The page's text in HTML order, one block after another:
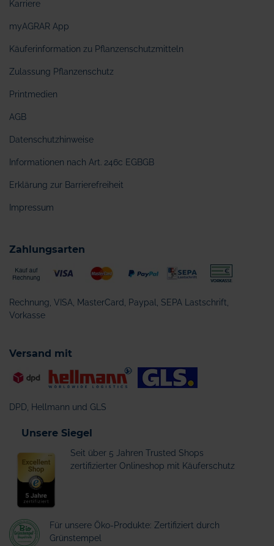
Karriere
myAGRAR App
Käuferinformation zu Pflanzenschutzmitteln
Zulassung Pflanzenschutz
Printmedien
AGB
Datenschutzhinweise
Informationen nach Art. 246c EGBGB
Erklärung zur Barrierefreiheit
Impressum
Zahlungsarten
Rechnung, VISA, MasterCard, Paypal, SEPA Lastschrift,
Vorkasse
Versand mit
DPD, Hellmann und GLS
Unsere Siegel
Seit über 5 Jahren Trusted Shops
zertifizierter Onlineshop mit Käuferschutz
Für unsere Öko-Produkte: Zertifiziert durch
Grünstempel